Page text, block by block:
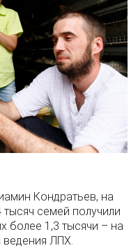
Кондратьев, на
семей получили
более 1,3 тысячи – на
ведения ЛПХ.